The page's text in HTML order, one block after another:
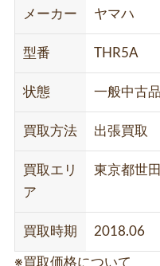
メーカー ヤマハ
型番 THR5A
状態 一般中古品
買取方法 出張買取
買取エリ
ア
東京都世
買取時期 2018.06
※買取価格について